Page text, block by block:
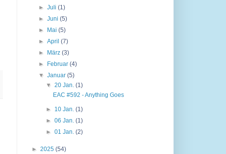
►Juli(1)
►Juni(5)
► Mai(5)
►April(7)
► März(3)
► Februar(4)
▼Januar(5)
▼ 20 Jan. (1)
EAC #592 - Anything Goes
► 10 Jan. (1)
► 06 Jan. (1)
► 01 Jan. (2)
► 2025 (54)